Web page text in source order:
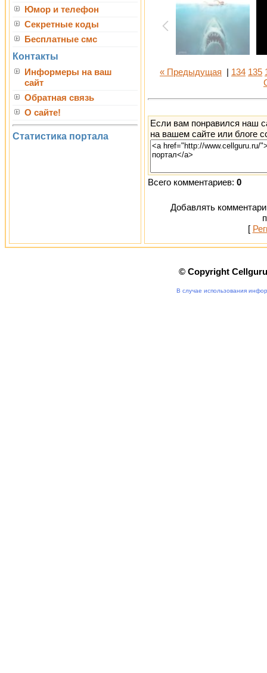
Юмор и телефон
Секретные коды
Бесплатные смс
Контакты
Информеры на ваш
сайт
Обратная связь
О сайте!
Статистика портала
« Предыдущая 134 135
Если вам понравился наш
на вашем сайте или блоге
Всего комментариев: 0
Добавлять
[
© Copyright
В случае использования